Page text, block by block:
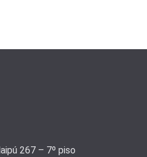
267 – 7º piso